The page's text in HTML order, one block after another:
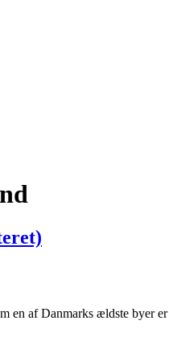
en af Danmarks ældste byer